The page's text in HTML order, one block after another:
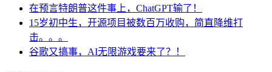
在预言特朗普这件事上，ChatGPT输了！
15岁初中生，开源项目被数百万收购，简直降维打
击。。。
谷歌又搞事，AI无限游戏要来了？！